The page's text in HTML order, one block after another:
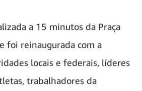
a 15 minutos da Praça
foi reinaugurada com a
locais e federais, líderes
trabalhadores da